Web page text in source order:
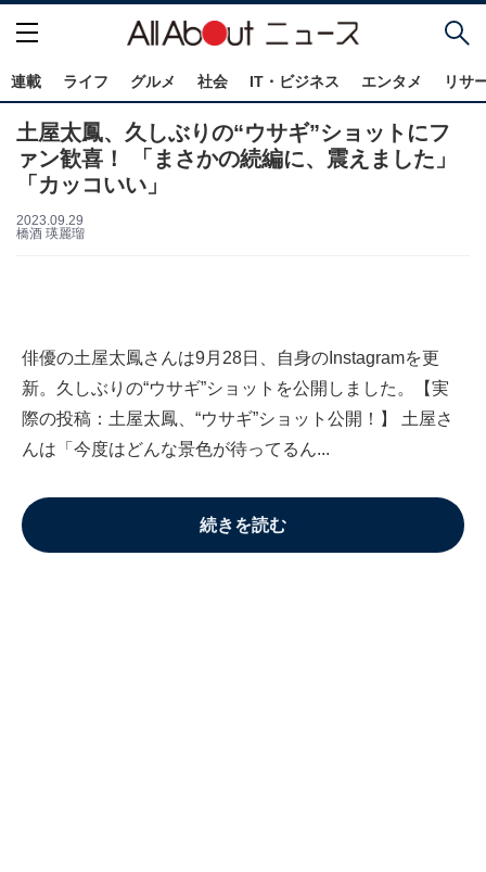
連載 ライフ グルメ 社会 IT・ビジネス エンタメ リサ
土屋太鳳、久しぶりの“ウサギ”ショットにフ
ァン歓喜！ 「まさかの続編に、震えました」
「カッコいい」
2023.09.29
橋酒 瑛麗瑠
俳優の土屋太鳳さんは9月28日、自身のInstagramを更
新。久しぶりの“ウサギ”ショットを公開しました。【実
際の投稿：土屋太鳳、“ウサギ”ショット公開！】 土屋さ
んは「今度はどんな景色が待ってるん...
続きを読む